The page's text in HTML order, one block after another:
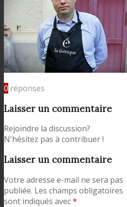
0 réponses
Laisser un commentaire
Rejoindre la discussion?
N'hésitez pas à contribuer !
Laisser un commentaire
Votre adresse e-mail ne sera pas
publiée. Les champs obligatoires
sont indiqués avec*